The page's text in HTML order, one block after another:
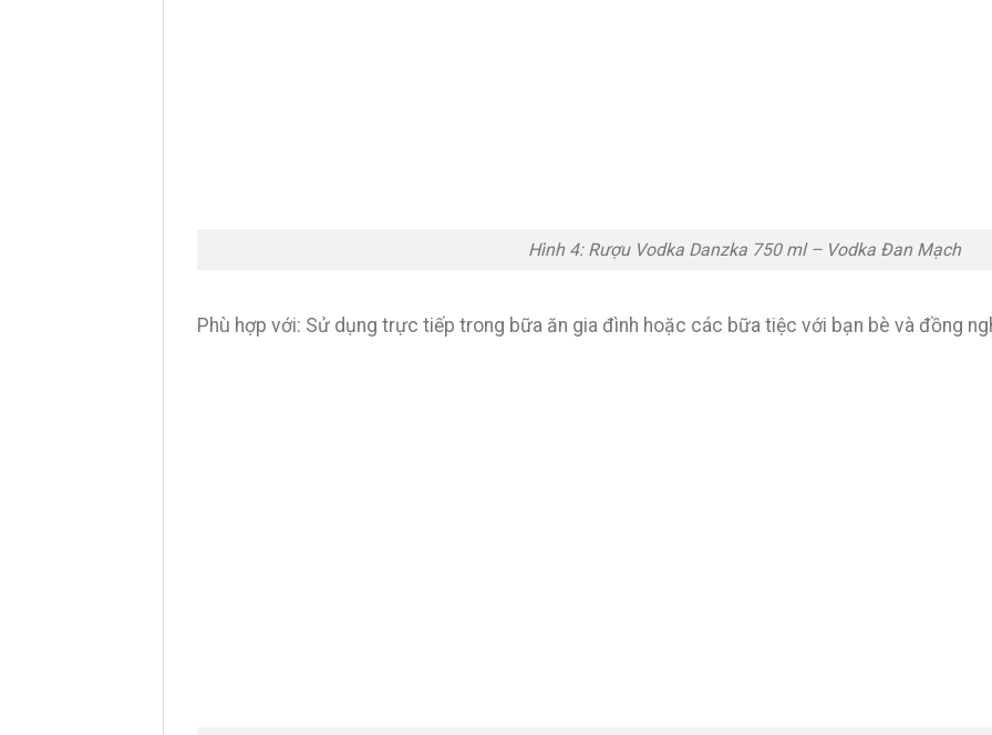
Hình 4: Rượu Vodka Danzka 750 ml – Vodka Đan Mạch
Phù hợp với: Sử dụng trực tiếp trong bữa ăn gia đình hoặc các bữa tiệc với bạn bè và đồng